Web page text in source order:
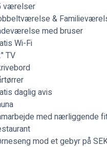
værelser
&
med bruser
Wi-Fi
TV
daglig avis
med nærliggende
mod et gebyr på